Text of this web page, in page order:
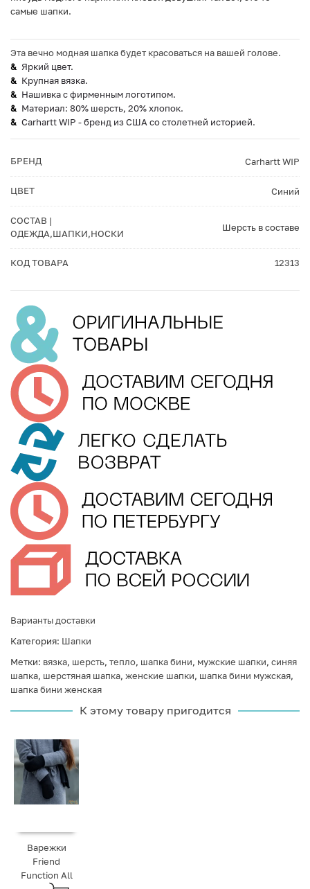
самые шапки.
Эта вечно модная шапка будет красоваться на вашей голове.
Яркий цвет.
Крупная вязка.
Нашивка с фирменным логотипом.
Материал: 80% шерсть, 20% хлопок.
Carhartt WIP - бренд из США со столетней историей.
БРЕНД Carhartt WIP
ЦВЕТ Синий
СОСТАВ |
ОДЕЖДА,ШАПКИ,НОСКИ
Шерсть в составе
КОД ТОВАРА 12313
Варианты доставки
Категория: Шапки
Метки: вязка, шерсть, тепло, шапка бини, мужские шапки, синяя
шапка, шерстяная шапка, женские шапки, шапка бини мужская,
шапка бини женская
К этому товару пригодится
Варежки
Friend
Function All